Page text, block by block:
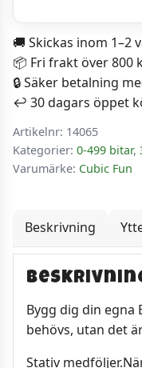
🚚 Skickas inom 1–2
📦 Fri frakt över 800
🔒 Säker betalning
↩️ 30 dagars öppet
Artikelnr: 14065
Kategorier: 0-499 bitar,
Varumärke: Cubic Fun
Beskrivning
Bygg dig din egna
behövs, utan det
Stativ